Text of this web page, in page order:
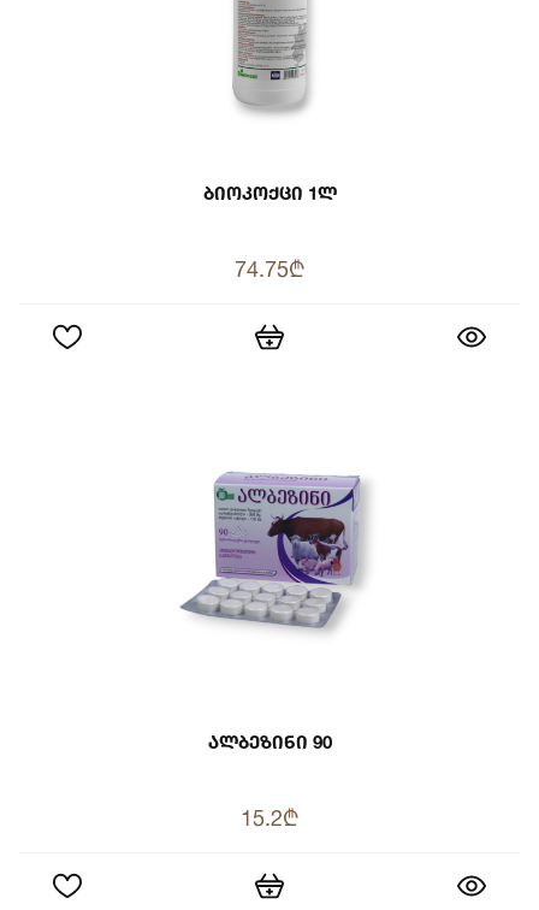
Ბიოკოქცი 1ლ
74.75₾
Ალბეზინი 90
15.2₾